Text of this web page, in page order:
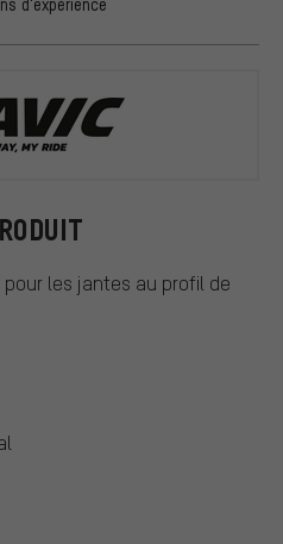
les jantes au profil de
d'expérience